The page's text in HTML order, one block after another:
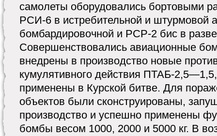
самолеты оборудовались бортовыми
РСИ-6 в истребительной и штурмовой
бомбардировочной и РСР-2 бис в
Совершенствовались авиационные
внедрены в производство новые
кумулятивного действия ПТАБ-
применены в Курской битве. Для
объектов были сконструированы,
производство и успешно применены
бомбы весом 1000, 2000 и 5000 кг. В